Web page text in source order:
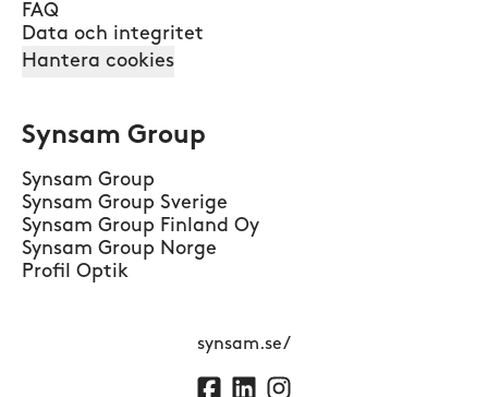
FAQ
Data och integritet
Hantera cookies
Synsam Group
Synsam Group
Synsam Group Sverige
Synsam Group Finland Oy
Synsam Group Norge
Profil Optik
synsam.se/